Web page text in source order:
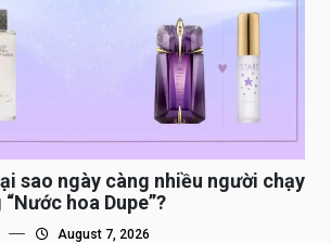
sao ngày càng nhiều người chạy
hoa Dupe”?
August 7, 2026